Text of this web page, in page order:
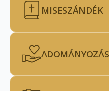
MISESZÁNDÉK
ADOMÁNYOZÁS